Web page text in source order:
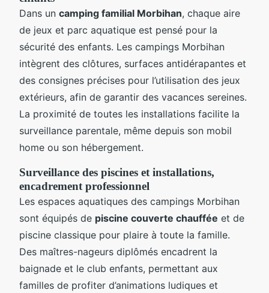
Dans un camping familial Morbihan, chaque aire
de jeux et parc aquatique est pensé pour la
sécurité des enfants. Les campings Morbihan
intègrent des clôtures, surfaces antidérapantes et
des consignes précises pour l’utilisation des jeux
extérieurs, afin de garantir des vacances sereines.
La proximité de toutes les installations facilite la
surveillance parentale, même depuis son mobil
home ou son hébergement.
Surveillance des piscines et installations,
encadrement professionnel
Les espaces aquatiques des campings Morbihan
sont équipés de piscine couverte chauffée et de
piscine classique pour plaire à toute la famille.
Des maîtres-nageurs diplômés encadrent la
baignade et le club enfants, permettant aux
familles de profiter d’animations ludiques et